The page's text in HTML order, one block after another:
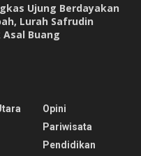
Ujung Berdayakan
Lurah Safrudin
Buang
Opini
Pariwisata
Pendidikan